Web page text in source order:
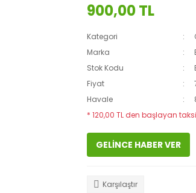
900,00 TL
Kategori
Marka
Stok Kodu
Fiyat
Havale
* 120,00 TL den başlayan
GELİNCE HABER VER
Karşılaştır